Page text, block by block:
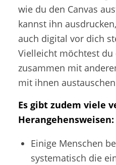
wie du den Canvas
kannst ihn
auch digital vor dich
Vielleicht möchtest du
zusammen mit
mit ihnen
Es gibt zudem viele
Herangehensweisen:
Einige Menschen
systematisch die